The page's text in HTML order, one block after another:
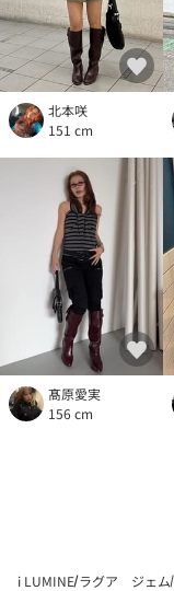
北本咲
151 cm
髙原愛実
156 cm
i LUMINE ラグア ジェム